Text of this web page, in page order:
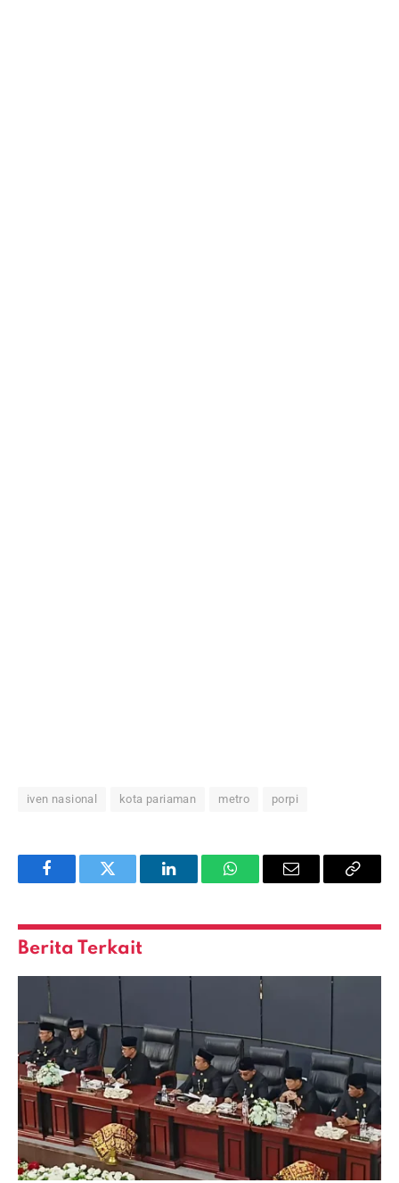
iven nasional kota pariaman metro porpi
FacebookTwitter LinkedInWhatsAppEmail
Copy
Berita Terkait